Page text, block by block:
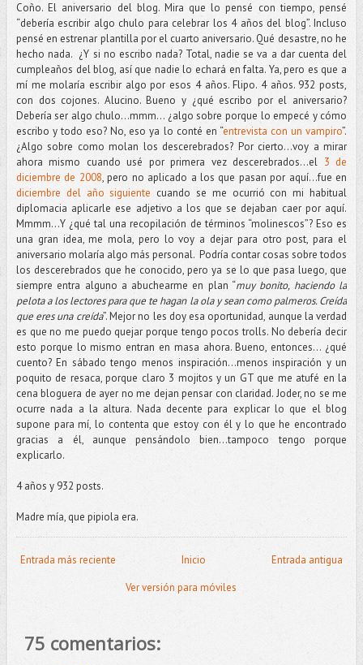
Coño. El aniversario del blog. Mira que lo pensé con tiempo, pensé
“debería escribir algo chulo para celebrar los 4 años del blog”. Incluso
pensé en estrenar plantilla por el cuarto aniversario. Qué desastre, no he
hecho nada. ¿Y si no escribo nada? Total, nadie se va a dar cuenta del
cumpleaños del blog, así que nadie lo echará en falta. Ya, pero es que a
mí me molaría escribir algo por esos 4 años. Flipo. 4 años. 932 posts,
con dos cojones. Alucino. Bueno y ¿qué escribo por el aniversario?
Debería ser algo chulo…mmm... ¿algo sobre porque lo empecé y cómo
escribo y todo eso? No, eso ya lo conté en “entrevista con un vampiro”.
¿Algo sobre como molan los descerebrados? Por cierto…voy a mirar
ahora mismo cuando usé por primera vez descerebrados…el 3 de
diciembre de 2008, pero no aplicado a los que pasan por aquí…fue en
diciembre del año siguiente cuando se me ocurrió con mi habitual
diplomacia aplicarle ese adjetivo a los que se dejaban caer por aquí.
Mmmm...Y ¿qué tal una recopilación de términos “molinescos”? Eso es
una gran idea, me mola, pero lo voy a dejar para otro post, para el
aniversario molaría algo más personal. Podría contar cosas sobre todos
los descerebrados que he conocido, pero ya se lo que pasa luego, que
siempre entra alguno a abuchearme en plan “muy bonito, haciendo la
pelota a los lectores para que te hagan la ola y sean como palmeros. Creída
que eres una creída”. Mejor no les doy esa oportunidad, aunque la verdad
es que no me puedo quejar porque tengo pocos trolls. No debería decir
esto porque lo mismo entran en masa ahora. Bueno, entonces... ¿qué
cuento? En sábado tengo menos inspiración…menos inspiración y un
poquito de resaca, porque claro 3 mojitos y un GT que me atufé en la
cena bloguera de ayer no me dejan pensar con claridad. Joder, no se me
ocurre nada a la altura. Nada decente para explicar lo que el blog
supone para mí, lo contenta que estoy con él y lo que he encontrado
gracias a él, aunque pensándolo bien...tampoco tengo porque
explicarlo.
4 años y 932 posts.
Madre mía, que pipiola era.
Entrada más reciente Entrada antigua
Inicio
Ver versión para móviles
75 comentarios: